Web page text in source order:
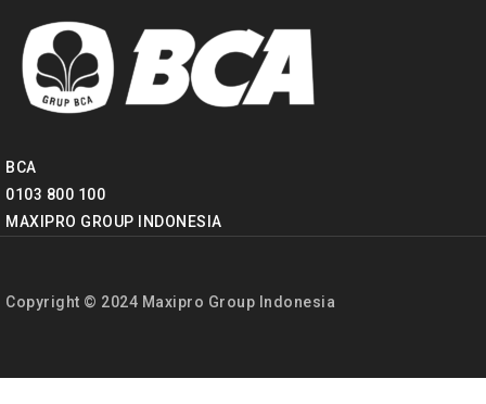
BCA
0103 800 100
MAXIPRO GROUP INDONESIA
Copyright © 2024 Maxipro Group Indonesia